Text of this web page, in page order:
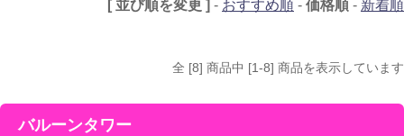
[ 並び順を変更 ] - おすすめ順 - 価格順 - 新着順
全 [8] 商品中 [1-8] 商品を表示しています
バルーンタワー